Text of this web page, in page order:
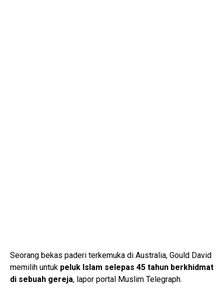
Seorang bekas paderi terkemuka di Australia, Gould David
memilih untuk peluk Islam selepas 45 tahun berkhidmat
di sebuah gereja, lapor portal Muslim Telegraph.